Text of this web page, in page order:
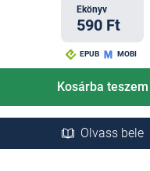
Ekönyv
590 Ft
EPUB MOBI
Kosárba teszem
Olvass bele